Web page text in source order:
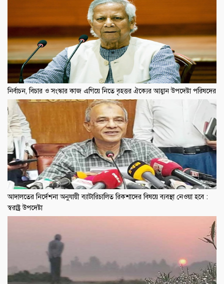
নির্বাচন, বিচার ও সংস্কার কাজ এগিয়ে নিতে বৃহত্তর ঐক্যের আহ্বান উপদেষ্টা পরিষদের
আদালতের নির্দেশনা অনুযায়ী ব্যাটারিচালিত রিকশাদের বিষয়ে ব্যবস্থা নেওয়া হবে :
স্বরাষ্ট্র উপদেষ্টা